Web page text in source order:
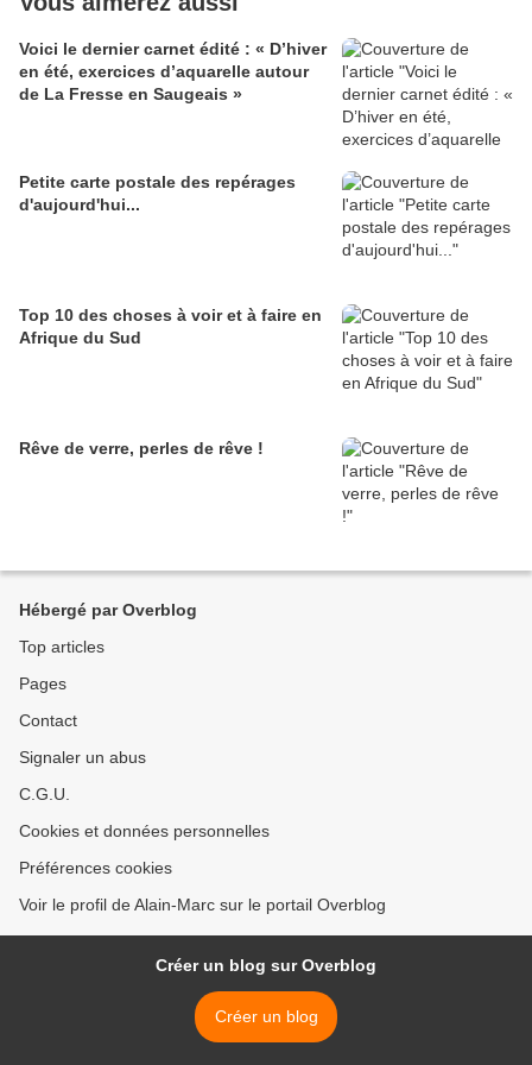
Voici le dernier carnet édité : « D’hiver
en été, exercices d’aquarelle autour
de La Fresse en Saugeais »
Petite carte postale des repérages
d'aujourd'hui...
Top 10 des choses à voir et à faire en
Afrique du Sud
Rêve de verre, perles de rêve !
Hébergé par Overblog
Top articles
Pages
Contact
Signaler un abus
C.G.U.
Cookies et données personnelles
Préférences cookies
Voir le profil de Alain-Marc sur le portail Overblog
Créer un blog sur Overblog
Créer un blog